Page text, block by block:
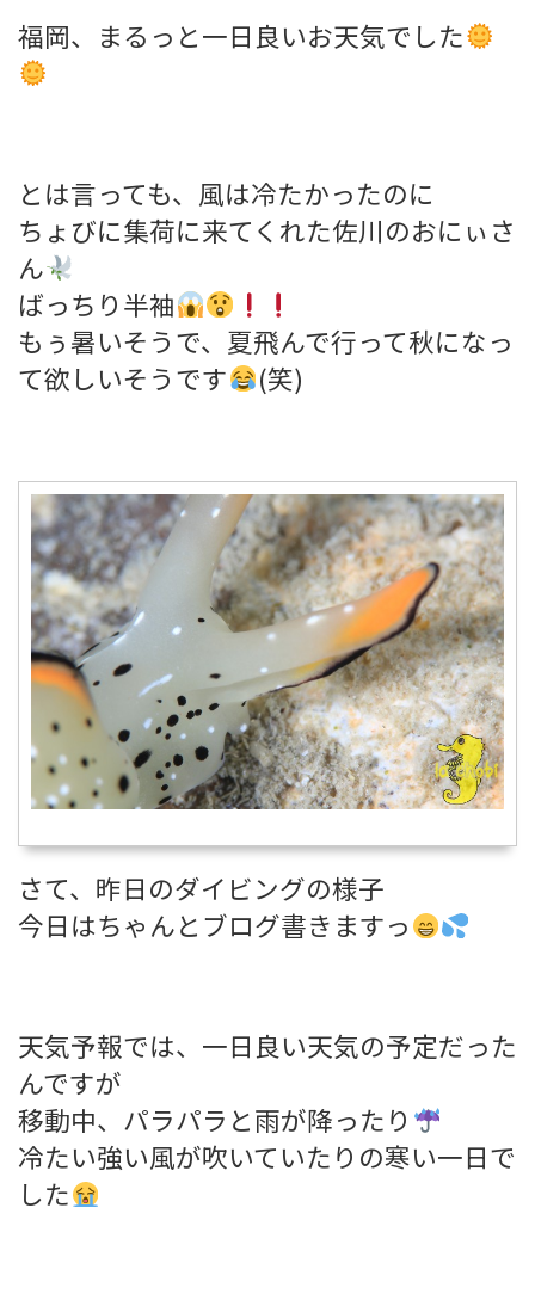
福岡、まるっと一日良いお天気でした
とは言っても、風は冷たかったのに
ちょびに集荷に来てくれた佐川のおにぃさ
ん
ばっちり半袖
もぅ暑いそうで、夏飛んで行って秋になっ
て欲しいそうです
(笑)
さて、昨日のダイビングの様子
今日はちゃんとブログ書きますっ
天気予報では、一日良い天気の予定だった
んですが
移動中、パラパラと雨が降ったり
冷たい強い風が吹いていたりの寒い一日で
した